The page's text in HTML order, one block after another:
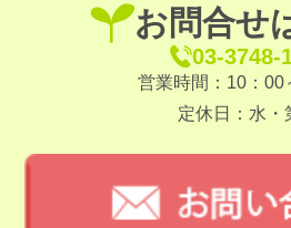
お問合せ
03-3748-
営業時間：10：00
定休日：水・